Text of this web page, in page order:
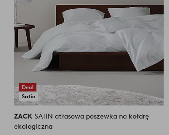
Deal
Satin
ZACK SATIN atłasowa poszewka na kołdrę
ekologiczna